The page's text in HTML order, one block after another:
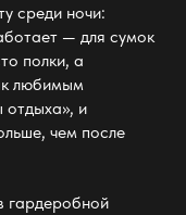
среди ночи:
— для сумок
полки, а
любимым
отдыха», и
чем после
гардеробной